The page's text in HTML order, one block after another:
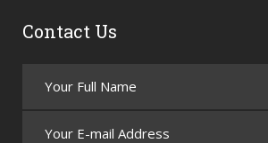
Contact Us